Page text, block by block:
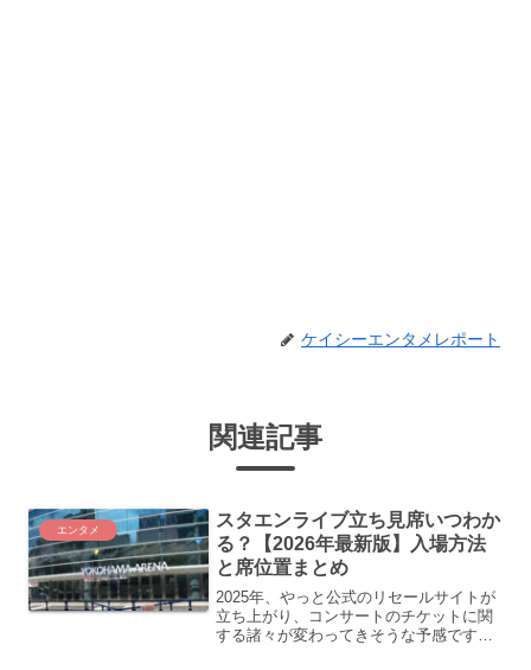
ケイシーエンタメレポート
関連記事
エンタメ
スタエンライブ立ち見席いつわか
る？【2026年最新版】入場方法
と席位置まとめ
2025年、やっと公式のリセールサイトが
立ち上がり、コンサートのチケットに関
する諸々が変わってきそうな予感です。